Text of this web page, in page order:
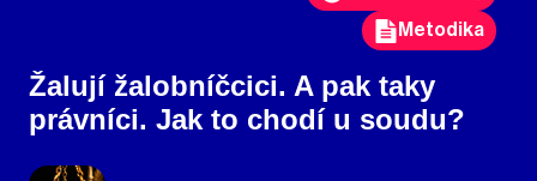
Metodika
Žalují žalobníčcici. A pak taky
právníci. Jak to chodí u soudu?